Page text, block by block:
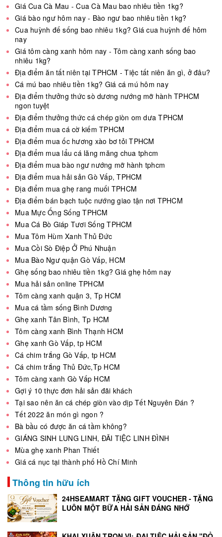
Giá Cua Cà Mau - Cua Cà Mau bao nhiêu tiền 1kg?
Giá bào ngư hôm nay - Bào ngư bao nhiêu tiền 1kg?
Cua huỳnh đế sống bao nhiêu 1kg? Giá cua huỳnh đế hôm
nay
Giá tôm càng xanh hôm nay - Tôm càng xanh sống bao
nhiêu 1kg?
Địa điểm ăn tất niên tại TPHCM - Tiệc tất niên ăn gì, ở đâu?
Cá mú bao nhiêu tiền 1kg? Giá cá mú hôm nay
Địa điểm thưởng thức sò dương nướng mỡ hành TPHCM
ngon tuyệt
Địa điểm thưởng thức cá chép giòn om dưa TPHCM
Địa điểm mua cá cờ kiếm TPHCM
Địa điểm mua ốc hương xào bơ tỏi TPHCM
Địa điểm mua lẩu cá lăng măng chua tphcm
Địa điểm mua bào ngư nướng mỡ hành tphcm
Địa điểm mua hải sản Gò Vấp, TPHCM
Địa điểm mua ghẹ rang muối TPHCM
Địa điểm bán bạch tuộc nướng giao tận nơi TPHCM
Mua Mực Ống Sống TPHCM
Mua Cá Bò Giáp Tươi Sống TPHCM
Mua Tôm Hùm Xanh Thủ Đức
Mua Cồi Sò Điệp Ở Phú Nhuận
Mua Bào Ngư quận Gò Vấp, HCM
Ghẹ sống bao nhiêu tiền 1kg? Giá ghẹ hôm nay
Mua hải sản online TPHCM
Tôm càng xanh quận 3, Tp HCM
Mua cá tầm sống Bình Dương
Ghẹ xanh Tân Bình, Tp HCM
Tôm càng xanh Bình Thạnh HCM
Ghẹ xanh Gò Vấp, tp HCM
Cá chim trắng Gò Vấp, tp HCM
Cá chim trắng Thủ Đức,Tp HCM
Tôm càng xanh Gò Vấp HCM
Gợi ý 10 thực đơn hải sản đãi khách
Tại sao nên ăn cá chép giòn vào dịp Tết Nguyên Đán ?
Tết 2022 ăn món gì ngon ?
Bà bầu có được ăn cá tầm không?
GIÁNG SINH LUNG LINH, ĐÃI TIỆC LINH ĐÌNH
Mùa ghẹ xanh Phan Thiết
Giá cá nục tại thành phố Hồ Chí Minh
Thông tin hữu ích
24HSEAMART TẶNG GIFT VOUCHER - TẶNG
LUÔN MỘT BỮA HẢI SẢN ĐÁNG NHỚ